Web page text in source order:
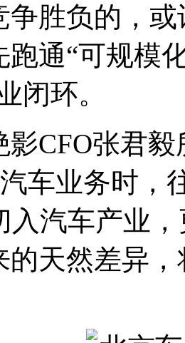
争胜负的，
跑通“可规模
闭环。
影CFO张君
车业务时，
入汽车产业
的天然差异